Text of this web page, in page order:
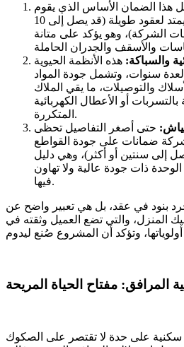
هذا الضمان الأساس الذي يقوم
عليه المشروع، وغالباً ما يمتد لعقود طويلة (قد يصل إلى 10
الشركة)، وهو يؤكد على متانة
والسباكة: هذه الأنظمة الحيوية
سنوات، وتشمل جودة المواد
والتوصيلات، ما يقي الملاك
أو الأعطال الكهربائية
المتكررة.
حتى أصغر التفاصيل تحظى
ضمانات على جودة القواطع
إلى سنتين أو أكثر)، وهي دليل
ذات جودة عالية ولا تهاون
فيها.
بنود في عقد، بل هي تعبير واضح عن
المنزل، والتي تضع العميل وثقته في
المرافق: مفتاح الحياة المريحة
سكنية على حدة لا تقتصر على الصكوك